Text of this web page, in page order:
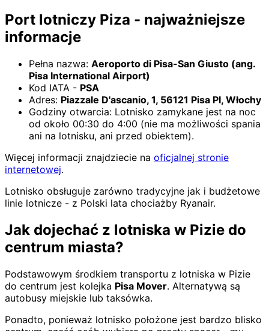
Port lotniczy Piza - najważniejsze
informacje
Pełna nazwa: Aeroporto di Pisa-San Giusto (ang.
Pisa International Airport)
Kod IATA - PSA
Adres: Piazzale D'ascanio, 1, 56121 Pisa PI, Włochy
Godziny otwarcia: Lotnisko zamykane jest na noc
od około 00:30 do 4:00 (nie ma możliwości spania
ani na lotnisku, ani przed obiektem).
Więcej informacji znajdziecie na oficjalnej stronie
internetowej.
Lotnisko obsługuje zarówno tradycyjne jak i budżetowe
linie lotnicze - z Polski lata chociażby Ryanair.
Jak dojechać z lotniska w Pizie do
centrum miasta?
Podstawowym środkiem transportu z lotniska w Pizie
do centrum jest kolejka Pisa Mover. Alternatywą są
autobusy miejskie lub taksówka.
Ponadto, ponieważ lotnisko położone jest bardzo blisko